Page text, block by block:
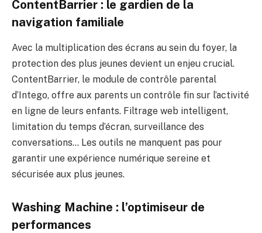
ContentBarrier : le gardien de la
navigation familiale
Avec la multiplication des écrans au sein du foyer, la
protection des plus jeunes devient un enjeu crucial.
ContentBarrier, le module de contrôle parental
d’Intego, offre aux parents un contrôle fin sur l’activité
en ligne de leurs enfants. Filtrage web intelligent,
limitation du temps d’écran, surveillance des
conversations… Les outils ne manquent pas pour
garantir une expérience numérique sereine et
sécurisée aux plus jeunes.
Washing Machine : l’optimiseur de
performances